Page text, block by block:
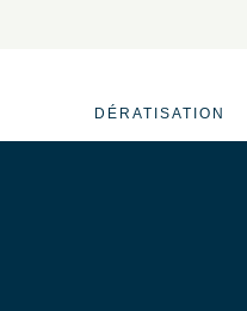
DÉRATISATION